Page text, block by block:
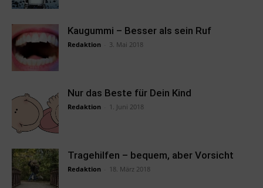
Kaugummi – Besser als sein Ruf
Redaktion 3. Mai 2018
Nur das Beste für Dein Kind
Redaktion 1. Juni 2018
Tragehilfen – bequem, aber Vorsicht
Redaktion 18. März 2018